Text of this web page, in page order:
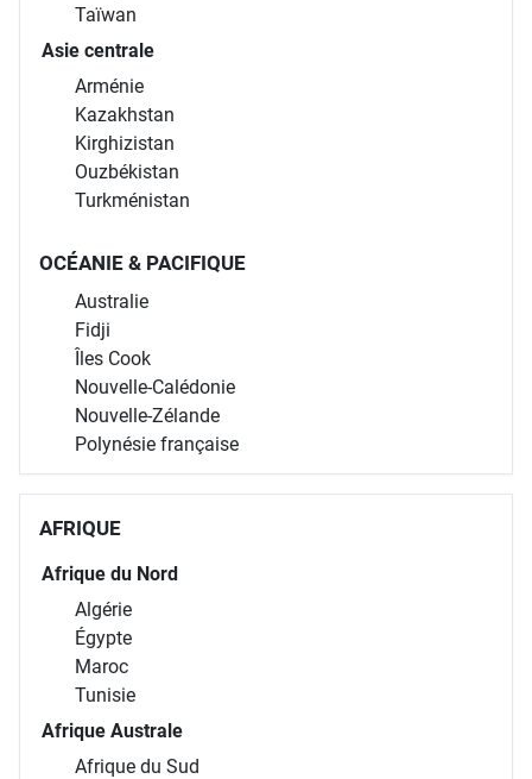
Taïwan
Asie centrale
Arménie
Kazakhstan
Kirghizistan
Ouzbékistan
Turkménistan
OCÉANIE & PACIFIQUE
Australie
Fidji
Îles Cook
Nouvelle-Calédonie
Nouvelle-Zélande
Polynésie française
AFRIQUE
Afrique du Nord
Algérie
Égypte
Maroc
Tunisie
Afrique Australe
Afrique du Sud